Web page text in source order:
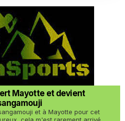
Mayotte et devient
et à Mayotte pour cet